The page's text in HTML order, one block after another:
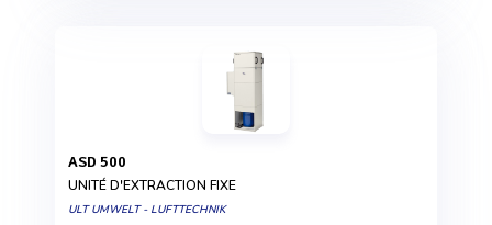
ASD 500
UNITÉ D'EXTRACTION FIXE
ULT UMWELT - LUFTTECHNIK